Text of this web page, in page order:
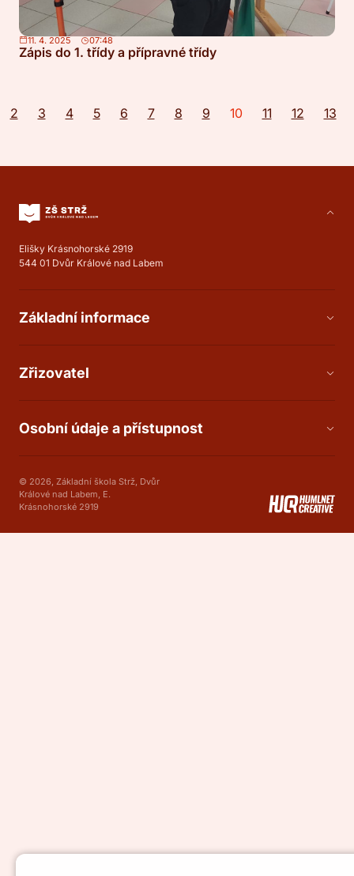
11. 4. 2025 07:48
Zápis do 1. třídy a přípravné třídy
2 3 4 5 6 7 8 9 10 11 12 13
Elišky Krásnohorské 2919
544 01 Dvůr Králové nad Labem
Základní informace
Zřizovatel
Osobní údaje a přístupnost
© 2026, Základní škola Strž, Dvůr
Králové nad Labem, E.
Krásnohorské 2919